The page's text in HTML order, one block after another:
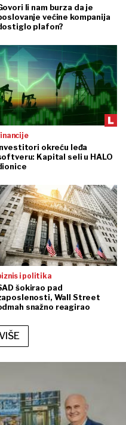
li nam burza da je
većine kompanija
plafon?
okreću leđa
Kapital seli u HALO
i politika
šokirao pad
Wall Street
snažno reagirao